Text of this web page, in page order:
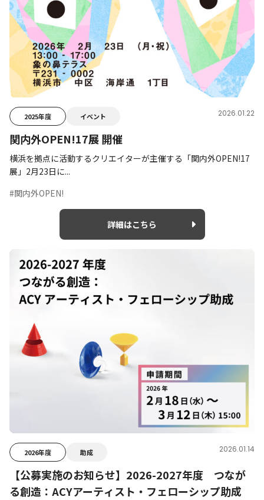
2025年度 イベント 2026.01.22
関内外OPEN!17展 開催
横浜を拠点に活動するクリエイターが主催する「関内外OPEN!17
展」2月23日に...
#関内外OPEN!
詳細はこちら
2026年度 助成 2026.01.14
【公募実施のお知らせ】2026-2027年度 つなが
る創造：ACYアーティスト・フェローシップ助成